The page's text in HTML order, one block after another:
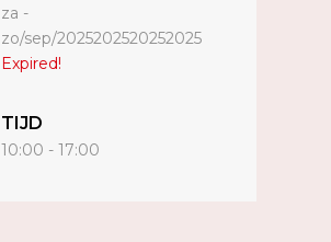
za -
zo/sep/2025202520252025
Expired!
TIJD
10:00 - 17:00